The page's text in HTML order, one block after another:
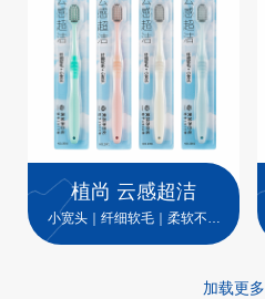
植尚 云感超洁
小宽头｜纤细软毛｜柔软不伤
加载更多